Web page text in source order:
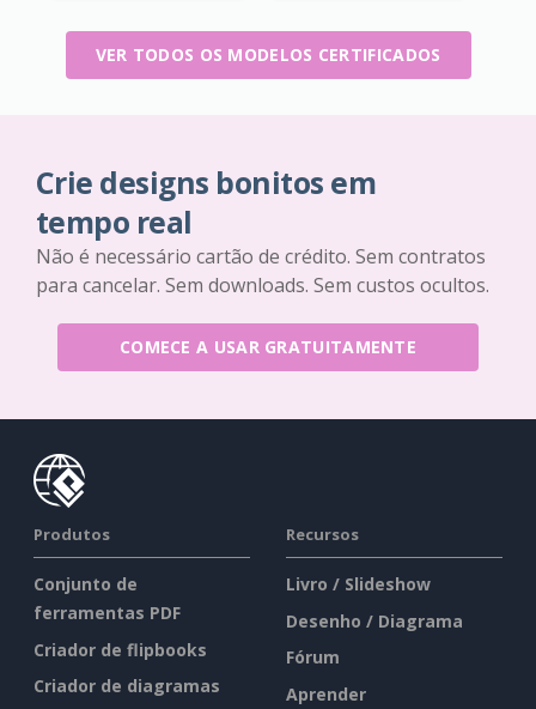
VER TODOS OS MODELOS CERTIFICADOS
Crie designs bonitos em
tempo real
Não é necessário cartão de crédito. Sem contratos
para cancelar. Sem downloads. Sem custos ocultos.
COMECE A USAR GRATUITAMENTE
Produtos
Conjunto de
ferramentas PDF
Criador de flipbooks
Criador de diagramas
Recursos
Livro / Slideshow
Desenho / Diagrama
Fórum
Aprender